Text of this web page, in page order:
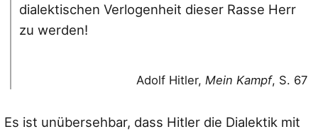
dialektischen Verlogenheit dieser Rasse Herr
zu werden!
Adolf Hitler, Mein Kampf, S. 67
Es ist unübersehbar, dass Hitler die Dialektik mit